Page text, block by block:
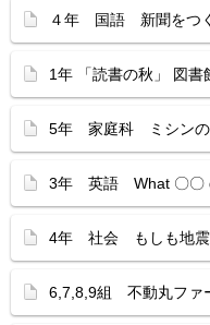
４年 国語 新聞をつ
1年 「読書の秋」 図
5年 家庭科 ミシンの
3年 英語 What 〇〇
4年 社会 もしも地震
6,7,8,9組 不動丸ファ